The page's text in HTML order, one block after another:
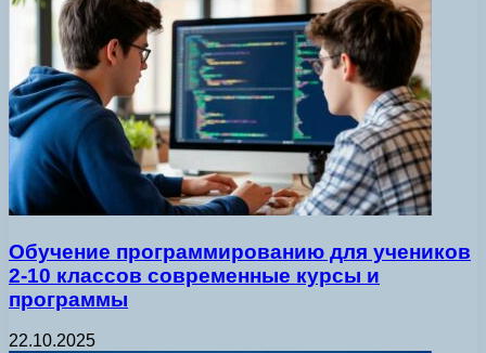
Обучение программированию для учеников
2-10 классов современные курсы и
программы
22.10.2025